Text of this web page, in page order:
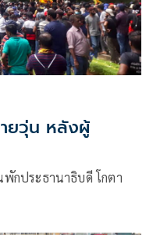
ยวุ่น หลังผู้
พักประธานาธิบดี โกตา